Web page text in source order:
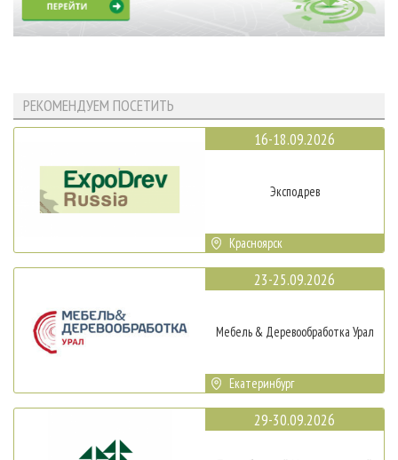
РЕКОМЕНДУЕМ ПОСЕТИТЬ
16-18.09.2026
Эксподрев
Красноярск
23-25.09.2026
Мебель & Деревообработка Урал
Екатеринбург
29-30.09.2026